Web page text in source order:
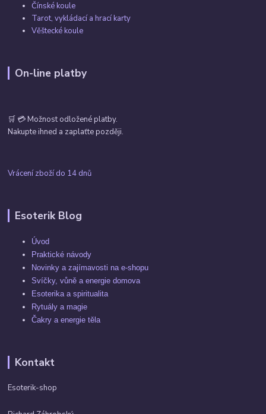
Čínské koule
Tarot, vykládací a hrací karty
Věštecké koule
On-line platby
🛒 💳 Možnost odložené platby.
Nakupte ihned a zaplaťte později.
Vrácení zboží do 14 dnů
Esoterik Blog
Úvod
Praktické návody
Novinky a zajímavosti na e-shopu
Svíčky, vůně a energie domova
Esoterika a spiritualita
Rytuály a magie
Čakry a energie těla
Kontakt
Esoterik-shop